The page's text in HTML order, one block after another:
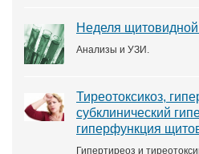
Неделя
Анализы и УЗИ.
Тиреотоксикоз,
субклинический
гиперфункция
Гипертиреоз и